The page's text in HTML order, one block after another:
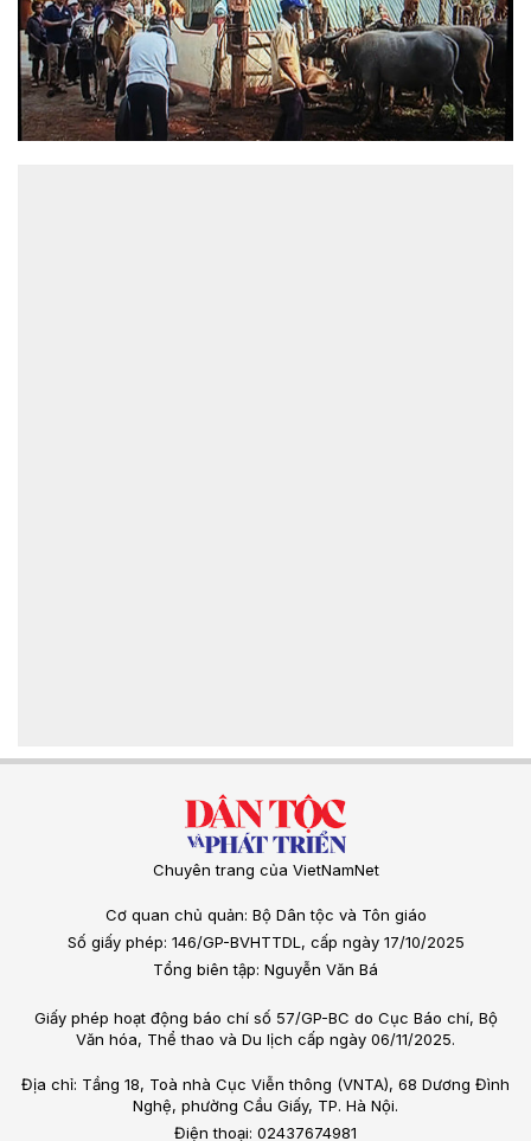
Chuyên trang của VietNamNet
Cơ quan chủ quản: Bộ Dân tộc và Tôn giáo
Số giấy phép: 146/GP-BVHTTDL, cấp ngày 17/10/2025
Tổng biên tập: Nguyễn Văn Bá
Giấy phép hoạt động báo chí số 57/GP-BC do Cục Báo chí, Bộ
Văn hóa, Thể thao và Du lịch cấp ngày 06/11/2025.
Địa chỉ: Tầng 18, Toà nhà Cục Viễn thông (VNTA), 68 Dương Đình
Nghệ, phường Cầu Giấy, TP. Hà Nội.
Điện thoại: 02437674981